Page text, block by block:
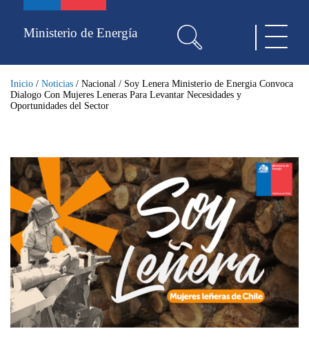
contenidoMinisterio de Energía
Inicio / Noticias / Nacional / Soy Lenera Ministerio de Energia Convoca
Dialogo Con Mujeres Leneras Para Levantar Necesidades y
Oportunidades del Sector